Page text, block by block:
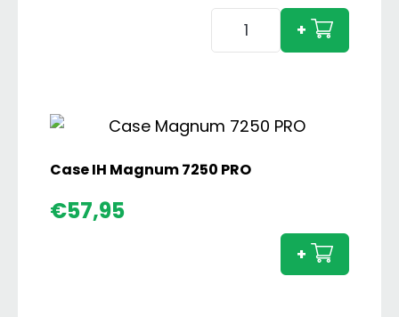
Amazone
S300
Farmer
2
Set
+
Case IH Magnum 7250 PRO
€57,95
7250
+